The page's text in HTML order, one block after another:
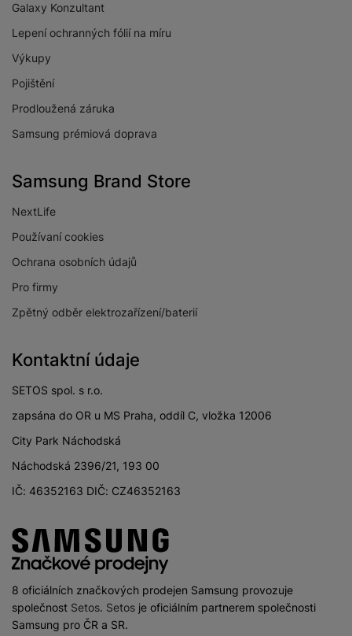
Galaxy Konzultant
Lepení ochranných fólií na míru
Výkupy
Pojištění
Prodloužená záruka
Samsung prémiová doprava
Samsung Brand Store
NextLife
Používaní cookies
Ochrana osobních údajů
Pro firmy
Zpětný odběr elektrozařízení/baterií
Kontaktní údaje
SETOS spol. s r.o.
zapsána do OR u MS Praha, oddíl C, vložka 12006
City Park Náchodská
Náchodská 2396/21, 193 00
IČ: 46352163 DIČ: CZ46352163
8 oficiálních značkových prodejen Samsung provozuje
společnost Setos. Setos je oficiálním partnerem společnosti
Samsung pro ČR a SR.